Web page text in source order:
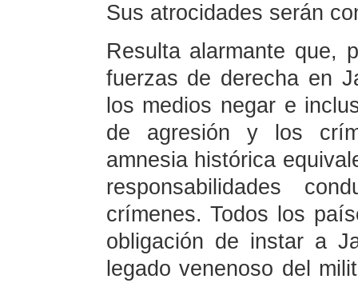
Sus atrocidades serán
Resulta alarmante que,
fuerzas de derecha en
los medios negar e
de agresión y los
amnesia histórica
responsabilidades
crímenes. Todos los
obligación de instar a
legado venenoso del